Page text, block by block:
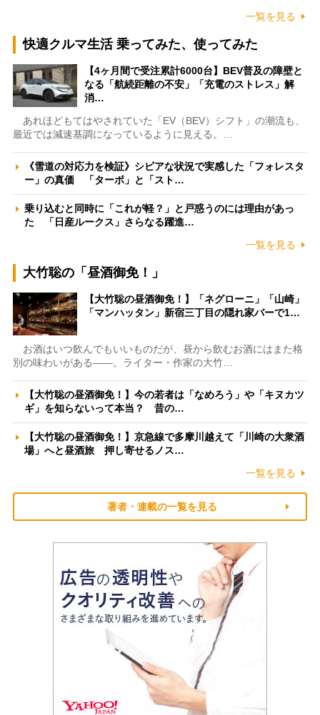
一覧を見る
快適クルマ生活 乗ってみた、使ってみた
【4ヶ月間で受注累計6000台】BEV普及の障壁と
なる「航続距離の不安」「充電のストレス」解
消…
あれほどもてはやされていた「EV（BEV）シフト」の潮流も、
最近では減速基調になっているように見える。…
《雪道の対応力を検証》シビアな状況で実感した「フォレスタ
ー」の真価 「ターボ」と「スト…
乗り込むと同時に「これが軽？」と戸惑うのには理由があっ
た 「日産ルークス」さらなる躍進…
一覧を見る
大竹聡の「昼酒御免！」
【大竹聡の昼酒御免！】「ネグローニ」「山崎」
「マンハッタン」新宿三丁目の隠れ家バーで1…
お酒はいつ飲んでもいいものだが、昼から飲むお酒にはまた格
別の味わいがある――。ライター・作家の大竹…
【大竹聡の昼酒御免！】今の若者は「なめろう」や「キヌカツ
ギ」を知らないって本当？ 昔の…
【大竹聡の昼酒御免！】京急線で多摩川越えて「川崎の大衆酒
場」へと昼酒旅 押し寄せるノス…
一覧を見る
著者・連載の一覧を見る